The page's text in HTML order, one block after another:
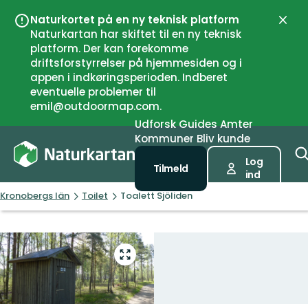
Naturkortet på en ny teknisk platform
Naturkartan har skiftet til en ny teknisk
platform. Der kan forekomme
driftsforstyrrelser på hjemmesiden og i
appen i indkøringsperioden. Indberet
eventuelle problemer til
emil@outdoormap.com.
Luk
UdforskGuidesAmter
Kommuner Bliv kunde
Tilmeld
Log
ind
Kronobergs län Toilet Toalett Sjöliden
Gå
til
fuld
skærm